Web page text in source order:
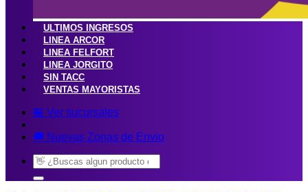
ULTIMOS INGRESOS
LINEA ARCOR
LINEA FELFORT
LINEA JORGITO
SIN TACC
VENTAS MAYORISTAS
🏪 Ver sucursales
🚚 Nuevas Zonas de Envio
Buscar
por: